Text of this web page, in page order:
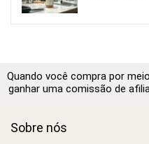
Quando você compra por
ganhar uma comissão de
Sobre nós